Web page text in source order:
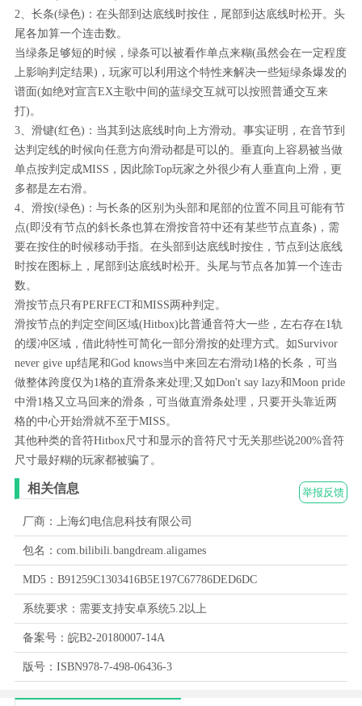
2、长条(绿色)：在头部到达底线时按住，尾部到达底线时松开。头
尾各加算一个连击数。
当绿条足够短的时候，绿条可以被看作单点来糊(虽然会在一定程度
上影响判定结果)，玩家可以利用这个特性来解决一些短绿条爆发的
谱面(如绝对宣言EX主歌中间的蓝绿交互就可以按照普通交互来
打)。
3、滑键(红色)：当其到达底线时向上方滑动。事实证明，在音节到
达判定线的时候向任意方向滑动都是可以的。垂直向上容易被当做
单点按判定成MISS，因此除Top玩家之外很少有人垂直向上滑，更
多都是左右滑。
4、滑按(绿色)：与长条的区别为头部和尾部的位置不同且可能有节
点(即没有节点的斜长条也算在滑按音符中还有某些节点直条)，需
要在按住的时候移动手指。在头部到达底线时按住，节点到达底线
时按在图标上，尾部到达底线时松开。头尾与节点各加算一个连击
数。
滑按节点只有PERFECT和MISS两种判定。
滑按节点的判定空间区域(Hitbox)比普通音符大一些，左右存在1轨
的缓冲区域，借此特性可简化一部分滑按的处理方式。如Survivor
never give up结尾和God knows当中来回左右滑动1格的长条，可当
做整体跨度仅为1格的直滑条来处理;又如Don't say lazy和Moon pride
中滑1格又立马回来的滑条，可当做直滑条处理，只要开头靠近两
格的中心开始滑就不至于MISS。
其他种类的音符Hitbox尺寸和显示的音符尺寸无关那些说200%音符
尺寸最好糊的玩家都被骗了。
举报反馈
相关信息
厂商：上海幻电信息科技有限公司
包名：com.bilibili.bangdream.aligames
MD5：B91259C1303416B5E197C67786DED6DC
系统要求：需要支持安卓系统5.2以上
备案号：皖B2-20180007-14A
版号：ISBN978-7-498-06436-3